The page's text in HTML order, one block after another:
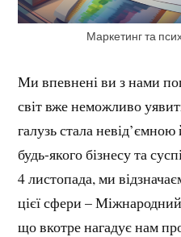
Маркетинг та
Ми впевнені ви з нами
світ вже неможливо
галузь стала
будь-якого бізнесу та
4 листопада, ми
цієї сфери –
що вкотре нагадує нам